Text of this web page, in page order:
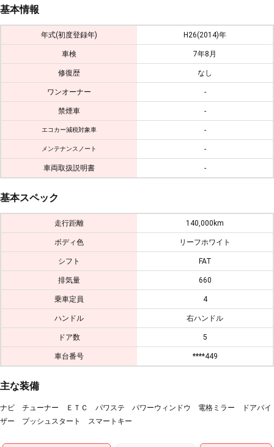
基本情報
年式(初度登録年) H26(2014)年
車検 7年8月
修復歴 なし
ワンオーナー -
禁煙車 -
エコカー減税対象車 -
メンテナンスノート -
車両取扱説明書 -
基本スペック
走行距離 140,000km
ボディ色 リーフホワイト
シフト FAT
排気量 660
乗車定員 4
ハンドル 右ハンドル
ドア数 5
車台番号 ****449
主な装備
ナビ チューナー ＥＴＣ パワステ パワーウィンドウ 電格ミラー ドアバイ
ザー プッシュスタート スマートキー